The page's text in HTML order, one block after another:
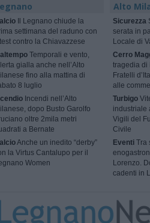
Il Legnano chiude la
settimana del raduno con
contro la Chiavazzese
Temporali e vento,
gialla anche nell’Alto
fino alla mattina di
8 luglio
Incendi nell’Alto
dopo Busto Garolfo
oltre 2mila metri
a Bernate
Anche un inedito “derby”
la Virtus Cantalupo per il
Women
Alto
Sicurezza
serata in
Locale di
Cerro
tragedia di
Fratelli
alle
Turbigo
industriale
Vigili del
Civile
EventiTra
Lorenzo.
cadenti in